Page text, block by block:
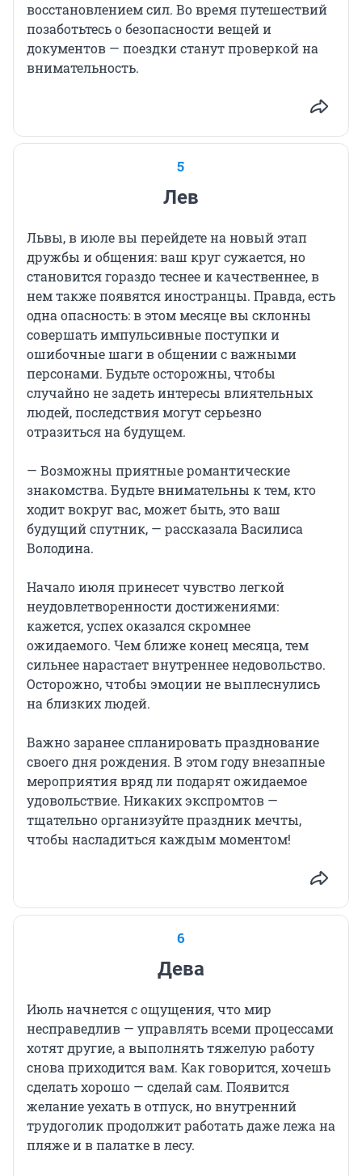
восстановлением сил. Во время путешествий
позаботьтесь о безопасности вещей и
документов — поездки станут проверкой на
внимательность.
5
Лев
Львы, в июле вы перейдете на новый этап
дружбы и общения: ваш круг сужается, но
становится гораздо теснее и качественнее, в
нем также появятся иностранцы. Правда, есть
одна опасность: в этом месяце вы склонны
совершать импульсивные поступки и
ошибочные шаги в общении с важными
персонами. Будьте осторожны, чтобы
случайно не задеть интересы влиятельных
людей, последствия могут серьезно
отразиться на будущем.
— Возможны приятные романтические
знакомства. Будьте внимательны к тем, кто
ходит вокруг вас, может быть, это ваш
будущий спутник, — рассказала Василиса
Володина.
Начало июля принесет чувство легкой
неудовлетворенности достижениями:
кажется, успех оказался скромнее
ожидаемого. Чем ближе конец месяца, тем
сильнее нарастает внутреннее недовольство.
Осторожно, чтобы эмоции не выплеснулись
на близких людей.
Важно заранее спланировать празднование
своего дня рождения. В этом году внезапные
мероприятия вряд ли подарят ожидаемое
удовольствие. Никаких экспромтов —
тщательно организуйте праздник мечты,
чтобы насладиться каждым моментом!
6
Дева
Июль начнется с ощущения, что мир
несправедлив — управлять всеми процессами
хотят другие, а выполнять тяжелую работу
снова приходится вам. Как говорится, хочешь
сделать хорошо — сделай сам. Появится
желание уехать в отпуск, но внутренний
трудоголик продолжит работать даже лежа на
пляже и в палатке в лесу.